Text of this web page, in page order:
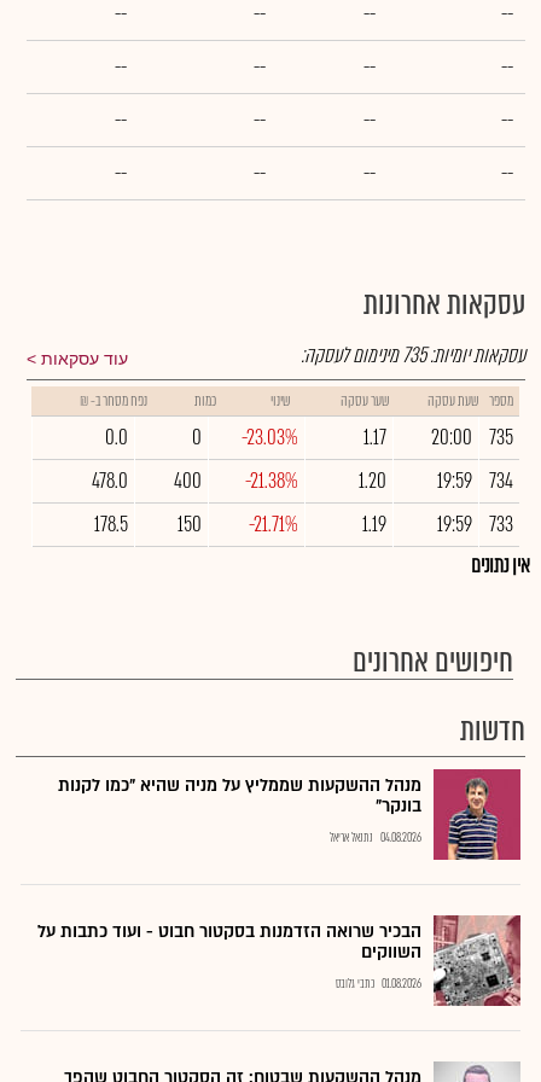
--
--
--
--
--
--
--
--
--
--
--
--
--
--
--
--
עסקאות אחרונות
עוד עסקאות עסקאות יומיות:735מינימום לעסקה:
מספר שעת עסקה שער עסקה שינוי כמות נפח מסחר ב- ₪
735
20:00
1.17
-23.03%
0
0.0
734
19:59
1.20
-21.38%
400
478.0
733
19:59
1.19
-21.71%
150
178.5
אין נתונים
חיפושים אחרונים
חדשות
מנהל ההשקעות שממליץ על מניה שהיא "כמו לקנות
בונקר"
04.08.2026 נתנאל אריאל
הבכיר שרואה הזדמנות בסקטור חבוט - ועוד כתבות על
השווקים
01.08.2026 כתבי גלובס